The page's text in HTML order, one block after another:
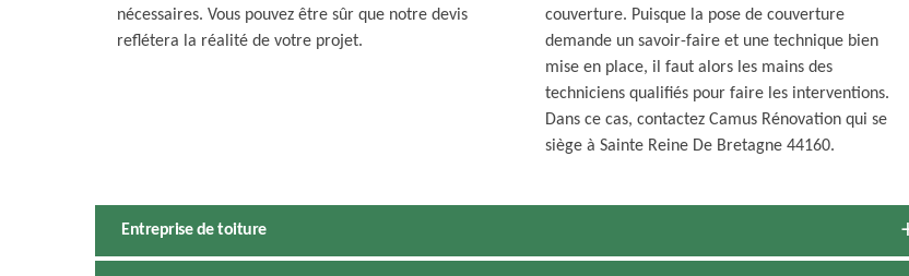
nécessaires. Vous pouvez être sûr que notre devis
reflétera la réalité de votre projet.
couverture. Puisque la pose de couverture
demande un savoir-faire et une technique bien
mise en place, il faut alors les mains des
techniciens qualifiés pour faire les interventions.
Dans ce cas, contactez Camus Rénovation qui se
siège à Sainte Reine De Bretagne 44160.
Entreprise de toiture